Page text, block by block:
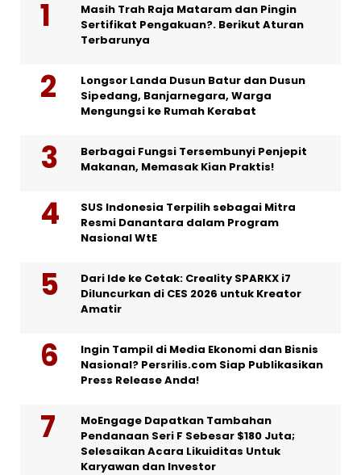
Masih Trah Raja Mataram dan Pingin
Sertifikat Pengakuan?. Berikut Aturan
Terbarunya
Longsor Landa Dusun Batur dan Dusun
Sipedang, Banjarnegara, Warga
Mengungsi ke Rumah Kerabat
Berbagai Fungsi Tersembunyi Penjepit
Makanan, Memasak Kian Praktis!
SUS Indonesia Terpilih sebagai Mitra
Resmi Danantara dalam Program
Nasional WtE
Dari Ide ke Cetak: Creality SPARKX i7
Diluncurkan di CES 2026 untuk Kreator
Amatir
Ingin Tampil di Media Ekonomi dan Bisnis
Nasional? Persrilis.com Siap Publikasikan
Press Release Anda!
MoEngage Dapatkan Tambahan
Pendanaan Seri F Sebesar $180 Juta;
Selesaikan Acara Likuiditas Untuk
Karyawan dan Investor